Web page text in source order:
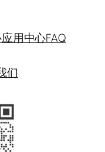
应用中心FAQ
们